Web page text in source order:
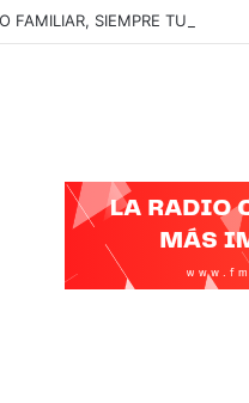
FAMILIAR, SIEMPRE TUVE